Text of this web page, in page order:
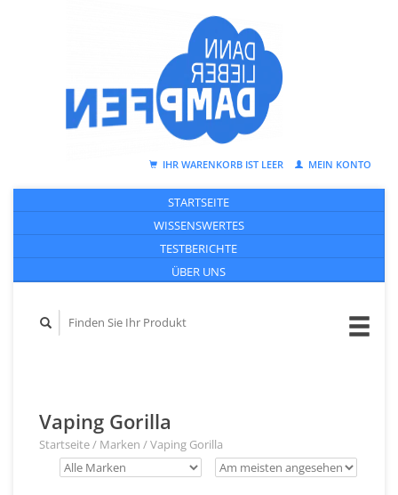
IHR WARENKORB IST LEER MEIN KONTO
STARTSEITE
WISSENSWERTES
TESTBERICHTE
ÜBER UNS
Vaping Gorilla
Startseite/ Marken /Vaping Gorilla